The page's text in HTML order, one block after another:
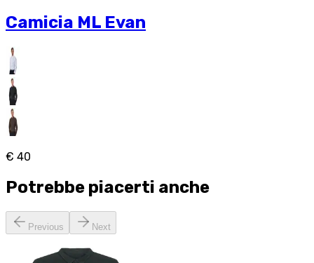
Camicia ML Evan
€ 40
Potrebbe piacerti anche
Previous Next